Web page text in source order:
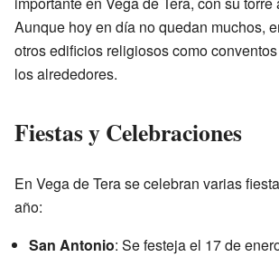
Aunque hoy en día no quedan muchos,
otros edificios religiosos como
los alrededores.
Fiestas y Celebraciones
En Vega de Tera se celebran varias
año:
San Antonio: Se festeja el 17 de